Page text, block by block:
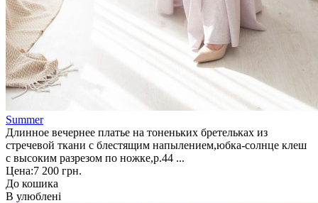
Summer
Длинное вечернее платье на тоненьких бретельках из
стречевой ткани с блестящим напылением,юбка-солнце клеш
с высоким разрезом по ножке,р.44 ...
Цена:7 200 грн.
До кошика
В улюблені